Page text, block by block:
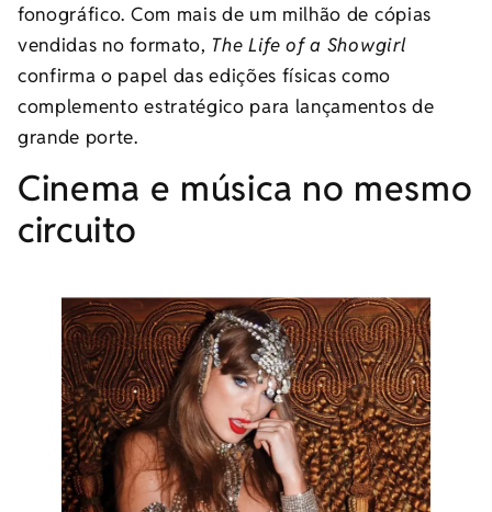
fonográfico. Com mais de um milhão de cópias
vendidas no formato, The Life of a Showgirl
confirma o papel das edições físicas como
complemento estratégico para lançamentos de
grande porte.
Cinema e música no mesmo
circuito